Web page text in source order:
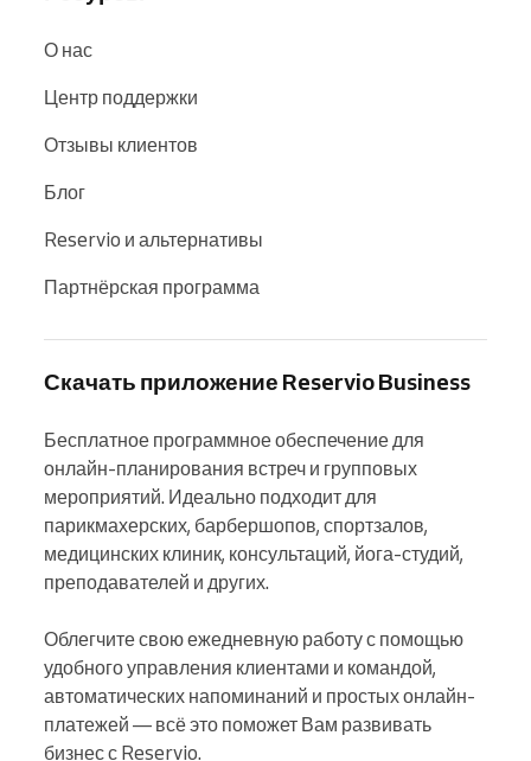
О нас
Центр поддержки
Отзывы клиентов
Блог
Reservio и альтернативы
Партнёрская программа
Скачать приложение Reservio Business
Бесплатное программное обеспечение для
онлайн-планирования встреч и групповых
мероприятий. Идеально подходит для
парикмахерских, барбершопов, спортзалов,
медицинских клиник, консультаций, йога-студий,
преподавателей и других.
Облегчите свою ежедневную работу с помощью
удобного управления клиентами и командой,
автоматических напоминаний и простых онлайн-
платежей — всё это поможет Вам развивать
бизнес с Reservio.